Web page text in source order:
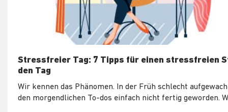
Stressfreier Tag: 7 Tipps für einen stressfreien
den Tag
Wir kennen das Phänomen. In der Früh schlecht
den morgendlichen To-dos einfach nicht fertig geworden.